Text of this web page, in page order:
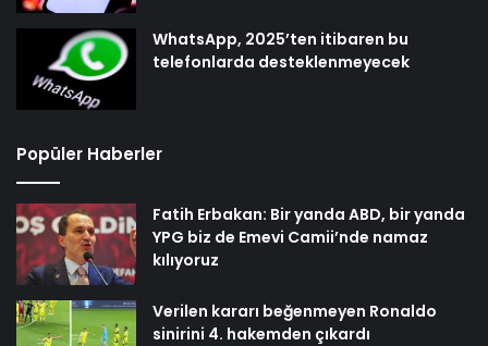
WhatsApp, 2025’ten itibaren bu
telefonlarda desteklenmeyecek
Popüler Haberler
Fatih Erbakan: Bir yanda ABD, bir yanda
YPG biz de Emevi Camii’nde namaz
kılıyoruz
Verilen kararı beğenmeyen Ronaldo
sinirini 4. hakemden çıkardı